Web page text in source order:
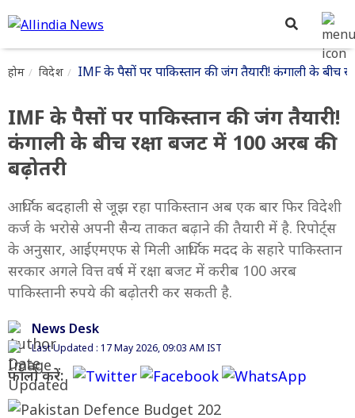
होम विदेश IMF के पैसों पर पाकिस्तान की जंग तैयारी! कंगाली के बीच
IMF के पैसों पर पाकिस्तान की जंग तैयारी!
कंगाली के बीच रक्षा बजट में 100 अरब की
बढ़ोतरी
आर्थिक बदहाली से जूझ रहा पाकिस्तान अब एक बार फिर विदेशी
कर्ज के भरोसे अपनी सैन्य ताकत बढ़ाने की तैयारी में है. रिपोर्ट्स
के अनुसार, आईएमएफ से मिली आर्थिक मदद के सहारे पाकिस्तान
सरकार अगले वित्त वर्ष में रक्षा बजट में करीब 100 अरब
पाकिस्तानी रुपये की बढ़ोतरी कर सकती है.
News Desk
Last Updated : 17 May 2026, 09:03 AM IST
फॉलो करें: